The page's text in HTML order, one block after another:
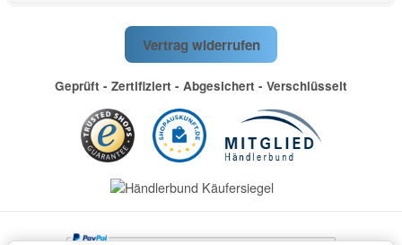
Vertrag widerrufen
Geprüft - Zertifiziert - Abgesichert - Verschlüsselt